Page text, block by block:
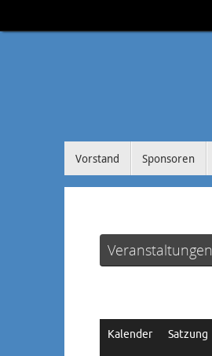
Inhalt
Inhalt
Vorstand Sponsoren
Veranstaltungen
Kalender Satzung